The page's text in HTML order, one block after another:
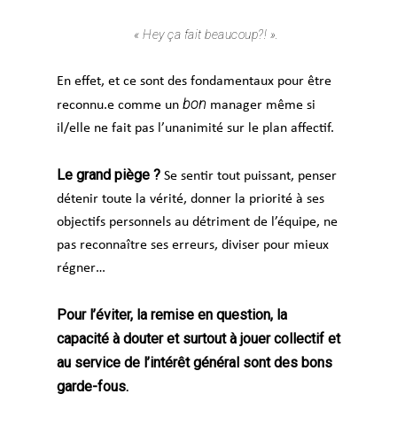
« Hey ça fait beaucoup?! ».
En effet, et ce sont des fondamentaux pour être
reconnu.e comme un bon manager même si
il/elle ne fait pas l’unanimité sur le plan affectif.
Le grand piège ? Se sentir tout puissant, penser
détenir toute la vérité, donner la priorité à ses
objectifs personnels au détriment de l’équipe, ne
pas reconnaître ses erreurs, diviser pour mieux
régner…
Pour l’éviter, la remise en question, la
capacité à douter et surtout à jouer collectif et
au service de l’intérêt général sont des bons
garde-fous.